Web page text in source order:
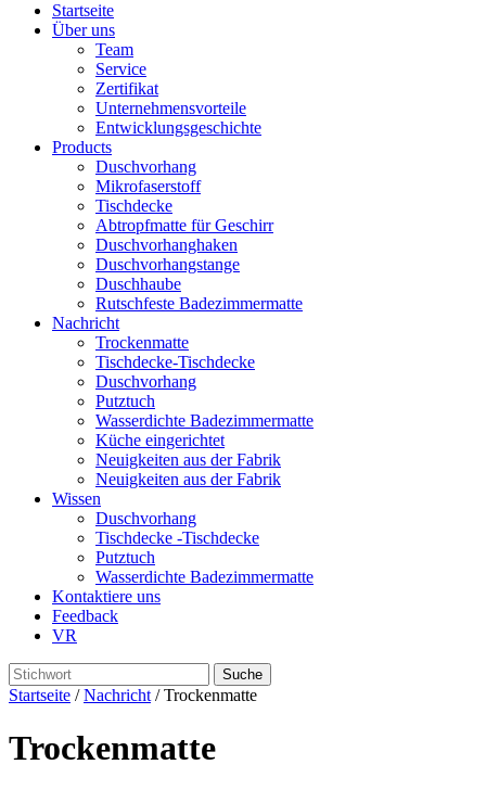
Startseite
Über uns
Team
Service
Zertifikat
Unternehmensvorteile
Entwicklungsgeschichte
Products
Duschvorhang
Mikrofaserstoff
Tischdecke
Abtropfmatte für Geschirr
Duschvorhanghaken
Duschvorhangstange
Duschhaube
Rutschfeste Badezimmermatte
Nachricht
Trockenmatte
Tischdecke-Tischdecke
Duschvorhang
Putztuch
Wasserdichte Badezimmermatte
Küche eingerichtet
Neuigkeiten aus der Fabrik
Neuigkeiten aus der Fabrik
Wissen
Duschvorhang
Tischdecke -Tischdecke
Putztuch
Wasserdichte Badezimmermatte
Kontaktiere uns
Feedback
VR
Startseite /Nachricht / Trockenmatte
Trockenmatte